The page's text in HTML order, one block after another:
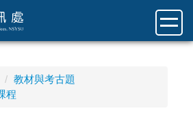
教材與考古題
程